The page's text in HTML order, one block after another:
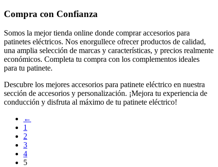
Compra con Confianza
Somos la mejor tienda online donde comprar accesorios para
patinetes eléctricos. Nos enorgullece ofrecer productos de calidad,
una amplia selección de marcas y características, y precios realmente
económicos. Completa tu compra con los complementos ideales
para tu patinete.
Descubre los mejores accesorios para patinete eléctrico en nuestra
sección de accesorios y personalización. ¡Mejora tu experiencia de
conducción y disfruta al máximo de tu patinete eléctrico!
←
1
2
3
4
5